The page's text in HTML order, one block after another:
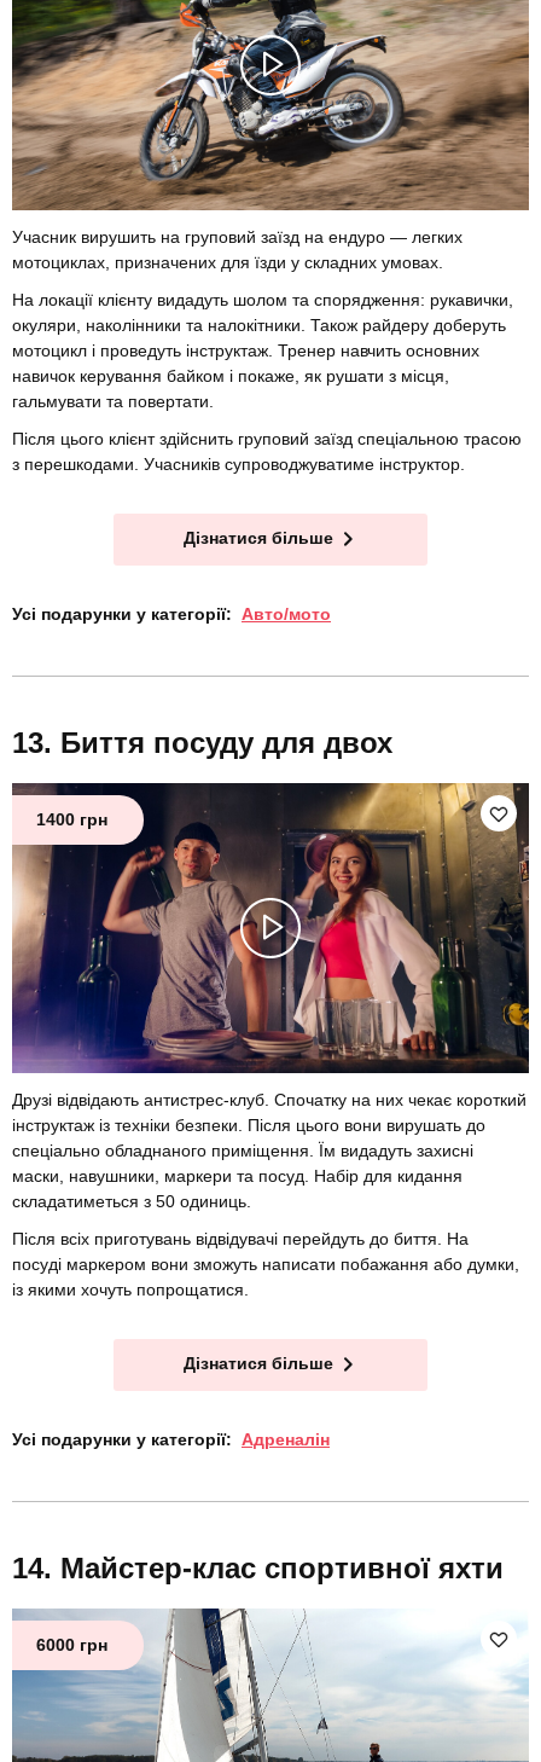
Учасник вирушить на груповий заїзд на ендуро — легких
мотоциклах, призначених для їзди у складних умовах.
На локації клієнту видадуть шолом та спорядження: рукавички,
окуляри, наколінники та налокітники. Також райдеру доберуть
мотоцикл і проведуть інструктаж. Тренер навчить основних
навичок керування байком і покаже, як рушати з місця,
гальмувати та повертати.
Після цього клієнт здійснить груповий заїзд спеціальною трасою
з перешкодами. Учасників супроводжуватиме інструктор.
Дізнатися більше
Усі подарунки у категорії: Авто/мото
Биття посуду для двох
1400 грн
Друзі відвідають антистрес-клуб. Спочатку на них чекає короткий
інструктаж із техніки безпеки. Після цього вони вирушать до
спеціально обладнаного приміщення. Їм видадуть захисні
маски, навушники, маркери та посуд. Набір для кидання
складатиметься з 50 одиниць.
Після всіх приготувань відвідувачі перейдуть до биття. На
посуді маркером вони зможуть написати побажання або думки,
із якими хочуть попрощатися.
Дізнатися більше
Усі подарунки у категорії: Адреналін
Майстер-клас спортивної яхти
6000 грн